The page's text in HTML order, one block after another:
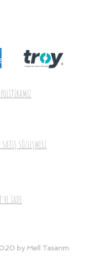
SATIŞ SÖZLEŞMESİ
VE İADE
by Mell Tasarım